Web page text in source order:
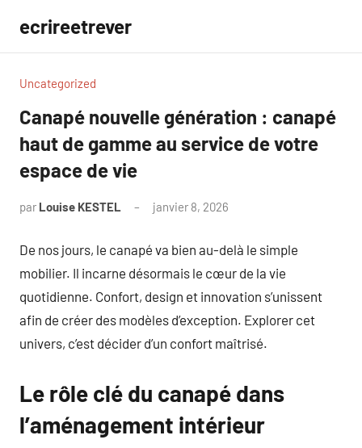
contenu
ecrireetrever
Uncategorized
Canapé nouvelle génération : canapé
haut de gamme au service de votre
espace de vie
par Louise KESTEL janvier 8, 2026
De nos jours, le canapé va bien au-delà le simple
mobilier. Il incarne désormais le cœur de la vie
quotidienne. Confort, design et innovation s’unissent
afin de créer des modèles d’exception. Explorer cet
univers, c’est décider d’un confort maîtrisé.
Le rôle clé du canapé dans
l’aménagement intérieur